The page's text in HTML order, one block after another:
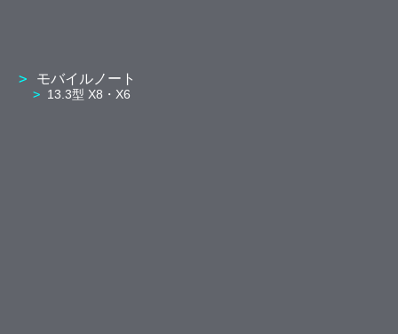
モバイルノート
13.3型 X8・X6